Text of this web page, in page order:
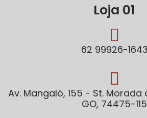
Loja 01
62 99926-1643
Av. Mangalô, 155 - St.
GO, 74475-115